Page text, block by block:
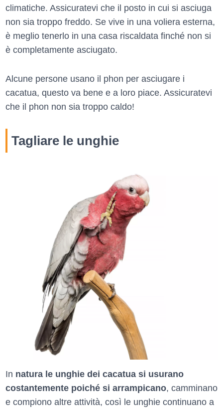
climatiche. Assicuratevi che il posto in cui si asciuga
non sia troppo freddo. Se vive in una voliera esterna,
è meglio tenerlo in una casa riscaldata finché non si
è completamente asciugato.
Alcune persone usano il phon per asciugare i
cacatua, questo va bene e a loro piace. Assicuratevi
che il phon non sia troppo caldo!
Tagliare le unghie
In natura le unghie dei cacatua si usurano
costantemente poiché si arrampicano, camminano
e compiono altre attività, così le unghie continuano a